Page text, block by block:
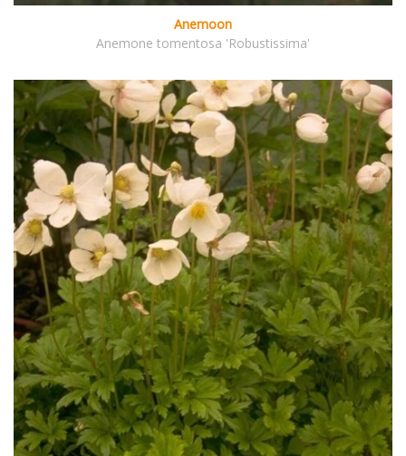
Anemoon
Anemone tomentosa 'Robustissima'